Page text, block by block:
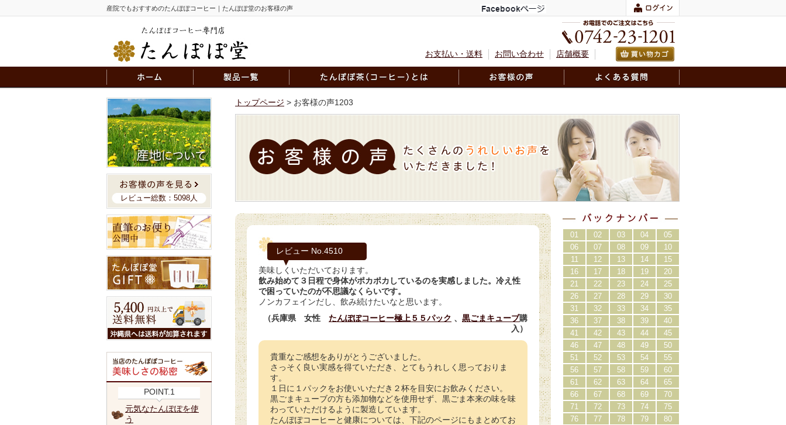
産院でもおすすめのたんぽぽコーヒー｜たんぽぽ堂のお客様の声
お支払い・送料 お問い合わせ 店舗概要
トップページ > お客様の声1203
レビュー No.4510
美味しくいただいております。
飲み始めて３日程で身体がポカポカしているのを実感しました。冷え性
で困っていたのが不思議なくらいです。
ノンカフェインだし、飲み続けたいなと思います。
（兵庫県 女性 たんぽぽコーヒー極上５５パック 、 黒ごまキューブ購
入）
貴重なご感想をありがとうございました。
さっそく良い実感を得ていただき、とてもうれしく思っておりま
す。
１日に１パックをお使いいただき２杯を目安にお飲みください。
黒ごまキューブの方も添加物などを使用せず、黒ごま本来の味を味
わっていただけるように製造しています。
たんぽぽコーヒーと健康については、下記のページにもまとめてお
01 02 03 04
05
06
07 08 09
10
11
12 13 14
15
16
17 18 19
20
21
22 23 24
25
26
27 28 29
30
31
32 33 34
35
36
37 38 39
40
41
42 43 44
45
46
47 48 49
50
51
52 53 54
55
56
57 58 59
60
61
62 63 64
65
66
67 68 69
70
71
72 73 74
75
76
77 78 79
80
レビュー総数：5098人
POINT.1
元気なたんぽぽを使
う